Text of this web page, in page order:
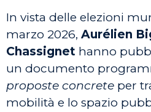
In vista delle elezioni
marzo 2026, Aurélien
Chassignet hanno
un documento
proposte concrete per
mobilità e lo spazio